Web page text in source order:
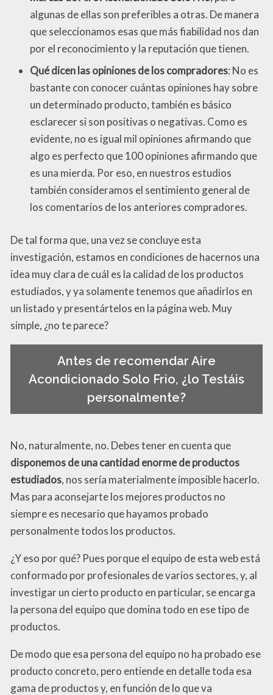
algunas de ellas son preferibles a otras. De manera
que seleccionamos esas que más fiabilidad nos dan
por el reconocimiento y la reputación que tienen.
Qué dicen las opiniones de los compradores: No es
bastante con conocer cuántas opiniones hay sobre
un determinado producto, también es básico
esclarecer si son positivas o negativas. Como es
evidente, no es igual mil opiniones afirmando que
algo es perfecto que 100 opiniones afirmando que
es una mierda. Por eso, en nuestros estudios
también consideramos el sentimiento general de
los comentarios de los anteriores compradores.
De tal forma que, una vez se concluye esta
investigación, estamos en condiciones de hacernos una
idea muy clara de cuál es la calidad de los productos
estudiados, y ya solamente tenemos que añadirlos en
un listado y presentártelos en la página web. Muy
simple, ¿no te parece?
Antes de recomendar Aire
Acondicionado Solo Frio, ¿lo Testáis
personalmente?
No, naturalmente, no. Debes tener en cuenta que
disponemos de una cantidad enorme de productos
estudiados, nos sería materialmente imposible hacerlo.
Mas para aconsejarte los mejores productos no
siempre es necesario que hayamos probado
personalmente todos los productos.
¿Y eso por qué? Pues porque el equipo de esta web está
conformado por profesionales de varios sectores, y, al
investigar un cierto producto en particular, se encarga
la persona del equipo que domina todo en ese tipo de
productos.
De modo que esa persona del equipo no ha probado ese
producto concreto, pero entiende en detalle toda esa
gama de productos y, en función de lo que va